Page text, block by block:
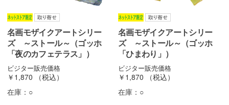
名画モザイクアートシリー
ズ ～ストール～（ゴッホ
「夜のカフェテラス」）
ビジター販売価格
￥1,870
（税込）
在庫： ○
名画モザイクアートシリー
ズ ～ストール～（ゴッホ
「ひまわり」）
ビジター販売価格
￥1,870
（税込）
在庫： ○